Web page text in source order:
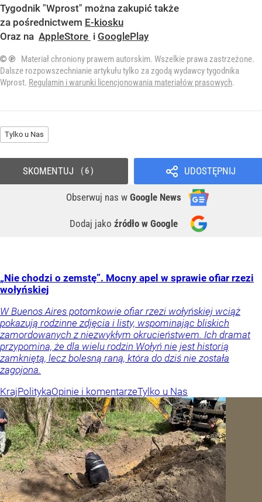
Tygodnik "Wprost" można zakupić także
za pośrednictwem E-kiosku
Oraz na AppleStore i GooglePlay
© ℗
Materiał chroniony prawem autorskim. Wszelkie prawa zastrzeżone.
Dalsze rozpowszechnianie artykułu tylko za zgodą wydawcy tygodnika
Wprost. Regulamin i warunki licencjonowania materiałów prasowych.
Tylko u Nas
UDOSTĘPNIJ
Obserwuj nas w Google News
Dodaj jako źródło w Google
SKOMENTUJ 6
„Nie chodzi o zemstę”. Mocny apel w sprawie ofiar rzezi
wołyńskiej
W Buenos Aires potomkowie ofiar rzezi wołyńskiej wciąż
pokazują rodzinne zdjęcia i listy, wspominając bliskich
zamordowanych z niezwykłym okrucieństwem. Ich dramat
przypomina, że dla wielu rodzin Wołyń nie jest historią
zamkniętą, lecz bolesną raną, która do dziś nie została
zagojona.
KrajPolitykaOpinie i komentarzeTylko u Nas